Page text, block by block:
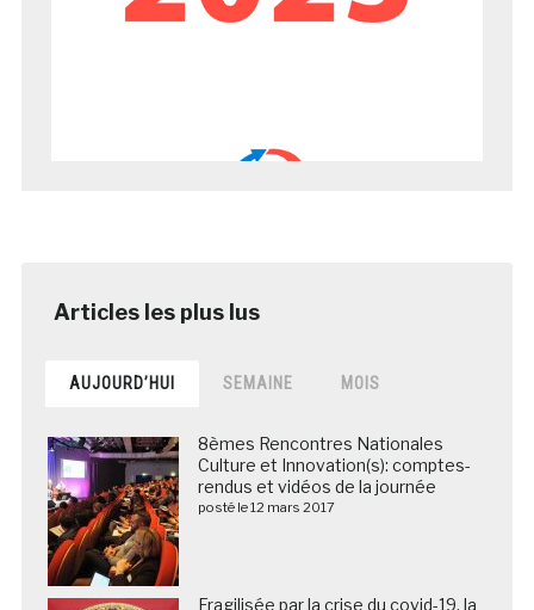
AUJOURD’HUI SEMAINE MOIS
8èmes Rencontres Nationales
Culture et Innovation(s): comptes-
rendus et vidéos de la journée
posté le 12 mars 2017
Fragilisée par la crise du covid-19, la